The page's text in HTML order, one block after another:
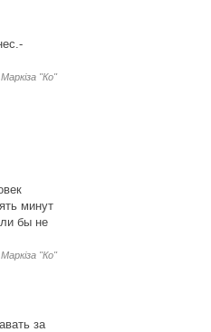
Маркіза "Ко"
минут
бы не
Маркіза "Ко"
за